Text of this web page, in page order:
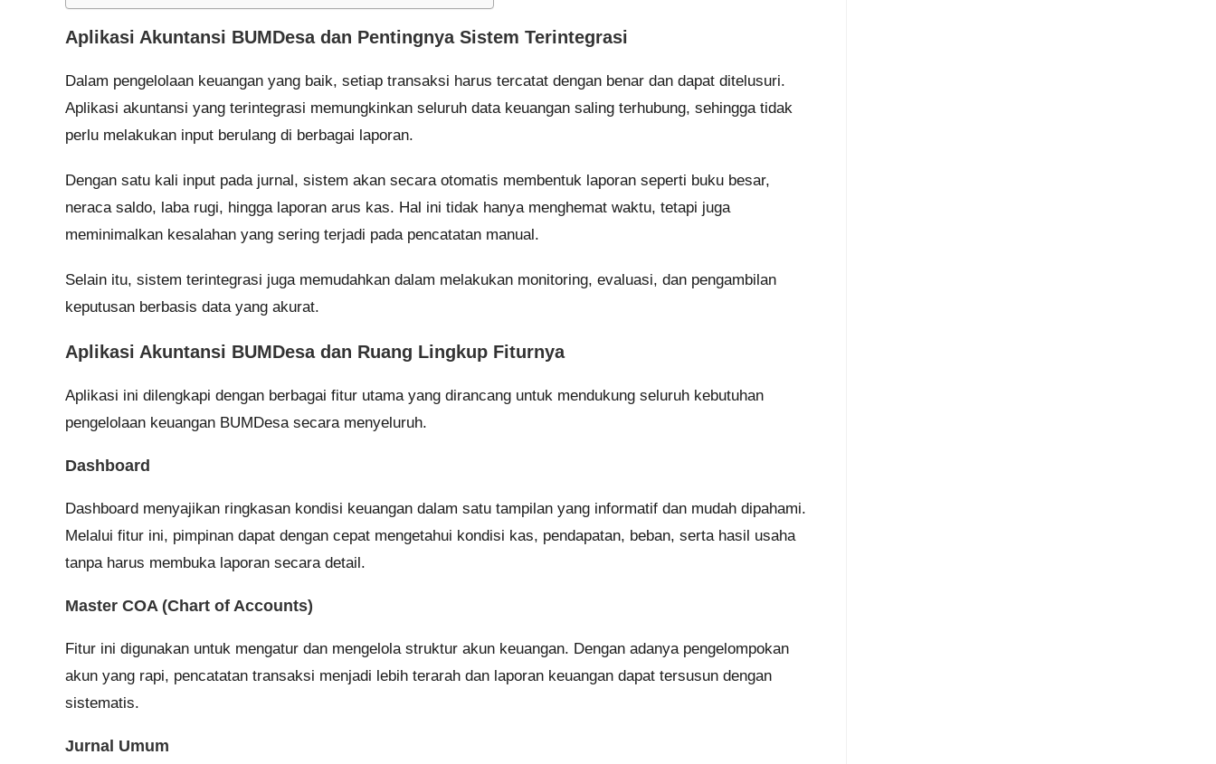
Aplikasi Akuntansi BUMDesa dan Pentingnya Sistem Terintegrasi
Dalam pengelolaan keuangan yang baik, setiap transaksi harus tercatat dengan benar dan dapat ditelusuri.
Aplikasi akuntansi yang terintegrasi memungkinkan seluruh data keuangan saling terhubung, sehingga tidak
perlu melakukan input berulang di berbagai laporan.
Dengan satu kali input pada jurnal, sistem akan secara otomatis membentuk laporan seperti buku besar,
neraca saldo, laba rugi, hingga laporan arus kas. Hal ini tidak hanya menghemat waktu, tetapi juga
meminimalkan kesalahan yang sering terjadi pada pencatatan manual.
Selain itu, sistem terintegrasi juga memudahkan dalam melakukan monitoring, evaluasi, dan pengambilan
keputusan berbasis data yang akurat.
Aplikasi Akuntansi BUMDesa dan Ruang Lingkup Fiturnya
Aplikasi ini dilengkapi dengan berbagai fitur utama yang dirancang untuk mendukung seluruh kebutuhan
pengelolaan keuangan BUMDesa secara menyeluruh.
Dashboard
Dashboard menyajikan ringkasan kondisi keuangan dalam satu tampilan yang informatif dan mudah dipahami.
Melalui fitur ini, pimpinan dapat dengan cepat mengetahui kondisi kas, pendapatan, beban, serta hasil usaha
tanpa harus membuka laporan secara detail.
Master COA (Chart of Accounts)
Fitur ini digunakan untuk mengatur dan mengelola struktur akun keuangan. Dengan adanya pengelompokan
akun yang rapi, pencatatan transaksi menjadi lebih terarah dan laporan keuangan dapat tersusun dengan
sistematis.
Jurnal Umum